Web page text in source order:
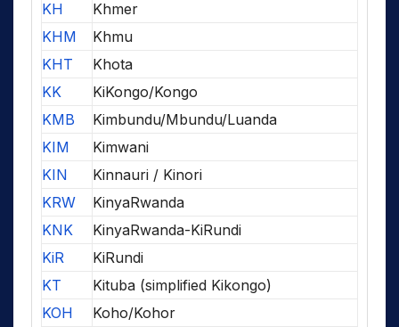
KH
Khmer
KHM
Khmu
KHT
Khota
KK
KiKongo/Kongo
KMB
Kimbundu/Mbundu/Luanda
KIM
Kimwani
KIN
Kinnauri / Kinori
KRW
KinyaRwanda
KNK
KinyaRwanda-KiRundi
KiR
KiRundi
KT
Kituba (simplified Kikongo)
KOH
Koho/Kohor